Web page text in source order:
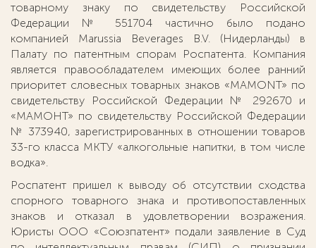
товарному знаку по свидетельству Российской
Федерации № 551704 частично было подано
компанией Marussia Beverages B.V. (Нидерланды) в
Палату по патентным спорам Роспатента. Компания
является правообладателем имеющих более ранний
приоритет словесных товарных знаков «MAMONT» по
свидетельству Российской Федерации № 292670 и
«МАМОНТ» по свидетельству Российской Федерации
№ 373940, зарегистрированных в отношении товаров
33-го класса МКТУ «алкогольные напитки, в том числе
водка».
Роспатент пришел к выводу об отсутствии сходства
спорного товарного знака и противопоставленных
знаков и отказал в удовлетворении возражения.
Юристы ООО «Союзпатент» подали заявление в Суд